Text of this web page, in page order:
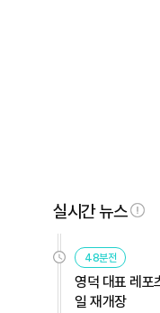
실시간 뉴스
48분전
영덕 대표 레포
일 재개장